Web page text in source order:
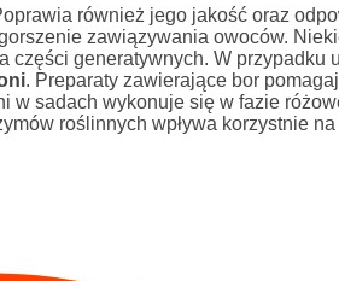
również jego jakość oraz
zawiązywania owoców.
części generatywnych. W przypadku
. Preparaty zawierające bor
w sadach wykonuje się w fazie
roślinnych wpływa korzystnie